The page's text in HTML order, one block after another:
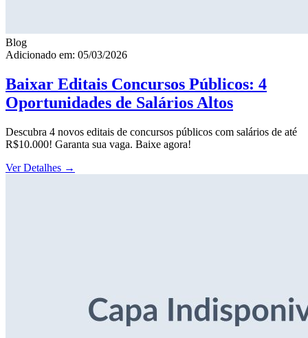
Blog
Adicionado em: 05/03/2026
Baixar Editais Concursos Públicos: 4
Oportunidades de Salários Altos
Descubra 4 novos editais de concursos públicos com salários de até
R$10.000! Garanta sua vaga. Baixe agora!
Ver Detalhes →